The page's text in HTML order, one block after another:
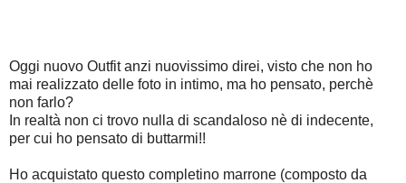
Oggi nuovo Outfit anzi nuovissimo direi, visto che non ho
mai realizzato delle foto in intimo, ma ho pensato, perchè
non farlo?
In realtà non ci trovo nulla di scandaloso nè di indecente,
per cui ho pensato di buttarmi!!
Ho acquistato questo completino marrone (composto da